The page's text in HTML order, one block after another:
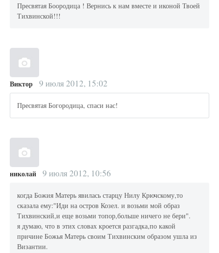
Пресвятая Боородица ! Вернись к нам вместе и иконой Твоей
Тихвинской!!!
Виктор 9 июля 2012, 15:02
Пресвятая Богородица, спаси нас!
николай 9 июля 2012, 10:56
когда Божия Матерь явилась старцу Нилу Крючскому,то
сказала ему:"Иди на остров Козел. и возьми мой образ
Тихвинский,и еще возьми топор,больше ничего не бери".
я думаю, что в этих словах кроется разгадка,по какой
причине Божья Матерь своим Тихвинским образом ушла из
Византии.